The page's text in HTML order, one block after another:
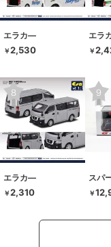
エラカ―
￥2,530
エラ
￥
エラカ―
￥2,310
スパ
￥